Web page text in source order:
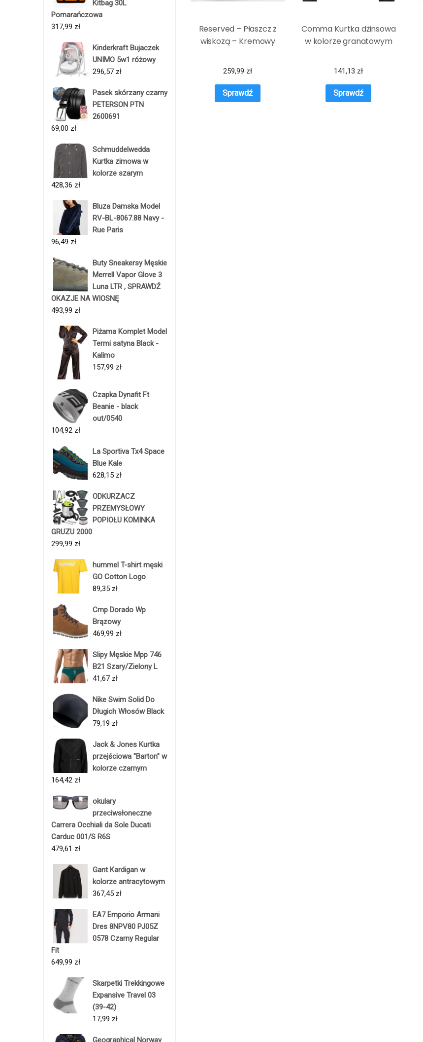
Kitbag 30L
Pomarańczowa
317,99 zł
Kinderkraft Bujaczek
UNIMO 5w1 różowy
296,57 zł
Pasek skórzany czarny
PETERSON PTN
2600691
69,00 zł
Schmuddelwedda
Kurtka zimowa w
kolorze szarym
428,36 zł
Bluza Damska Model
RV-BL-8067.88 Navy -
Rue Paris
96,49 zł
Buty Sneakersy Męskie
Merrell Vapor Glove 3
Luna LTR , SPRAWDŹ
OKAZJE NA WIOSNĘ
493,99 zł
Piżama Komplet Model
Termi satyna Black -
Kalimo
157,99 zł
Czapka Dynafit Ft
Beanie - black
out/0540
104,92 zł
La Sportiva Tx4 Space
Blue Kale
628,15 zł
ODKURZACZ
PRZEMYSŁOWY
POPIOŁU KOMINKA
GRUZU 2000
299,99 zł
hummel T-shirt męski
GO Cotton Logo
89,35 zł
Cmp Dorado Wp
Brązowy
469,99 zł
Slipy Męskie Mpp 746
B21 Szary/Zielony L
41,67 zł
Nike Swim Solid Do
Długich Włosów Black
79,19 zł
Jack & Jones Kurtka
przejściowa "Barton" w
kolorze czarnym
164,42 zł
okulary
przeciwsłoneczne
Carrera Occhiali da Sole Ducati
Carduc 001/S R6S
479,61 zł
Gant Kardigan w
kolorze antracytowym
367,45 zł
EA7 Emporio Armani
Dres 8NPV80 PJ05Z
0578 Czarny Regular
Fit
649,99 zł
Skarpetki Trekkingowe
Expansive Travel 03
(39-42)
17,99 zł
Reserved – Płaszcz z
wiskozą – Kremowy
259,99 zł
Sprawdź
Comma Kurtka dżinsowa
w kolorze granatowym
141,13 zł
Sprawdź